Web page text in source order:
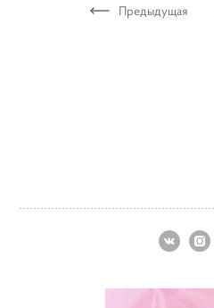
Предыдущая